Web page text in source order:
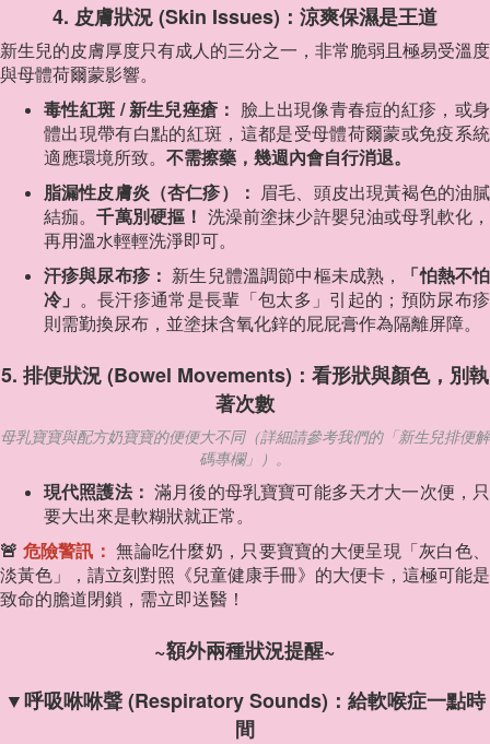
4. 皮膚狀況 (Skin Issues)：涼爽保濕是王道
新生兒的皮膚厚度只有成人的三分之一，非常脆弱且極易受溫度
與母體荷爾蒙影響。
毒性紅斑 / 新生兒痤瘡： 臉上出現像青春痘的紅疹，或身
體出現帶有白點的紅斑，這都是受母體荷爾蒙或免疫系統
適應環境所致。 不需擦藥，幾週內會自行消退。
脂漏性皮膚炎（杏仁疹）： 眉毛、頭皮出現黃褐色的油膩
結痂。千萬別硬摳！ 洗澡前塗抹少許嬰兒油或母乳軟化，
再用溫水輕輕洗淨即可。
汗疹與尿布疹： 新生兒體溫調節中樞未成熟，
「怕熱不怕
冷」 。長汗疹通常是長輩「包太多」引起的；預防尿布疹
則需勤換尿布，並塗抹含氧化鋅的屁屁膏作為隔離屏障。
5. 排便狀況 (Bowel Movements)：看形狀與顏色，別執
著次數
母乳寶寶與配方奶寶寶的便便大不同（詳細請參考我們的「新生兒排便解
碼專欄」）。
現代照護法： 滿月後的母乳寶寶可能多天才大一次便，只
要大出來是軟糊狀就正常。
🚨 危險警訊： 無論吃什麼奶，只要寶寶的大便呈現「灰白色、
淡黃色」，請立刻對照《兒童健康手冊》的大便卡，這極可能是
致命的膽道閉鎖，需立即送醫！
~額外兩種狀況提醒~
▼呼吸咻咻聲 (Respiratory Sounds)：給軟喉症一點時
間